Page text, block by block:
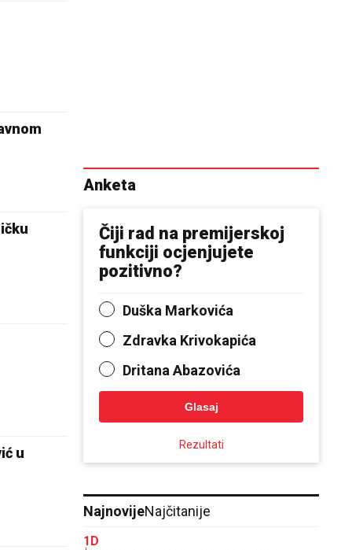
u
Anketa
Čiji rad na premijerskoj
funkciji ocjenjujete
pozitivno?
Duška Markovića
Zdravka Krivokapića
Dritana Abazovića
Glasaj
Rezultati
NajnovijeNajčitanije
1D